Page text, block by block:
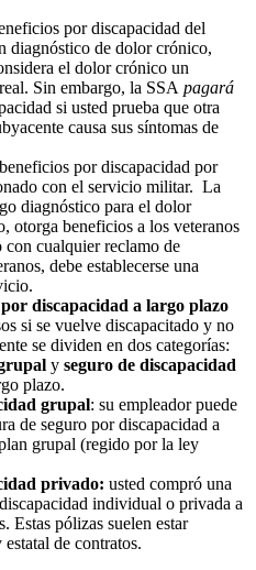
por discapacidad del
diagnóstico de dolor crónico,
el dolor crónico un
Sin embargo, la SSA pagará
si usted prueba que otra
causa sus síntomas de
por discapacidad por
con el servicio militar. La
diagnóstico para el dolor
otorga beneficios a los veteranos
cualquier reclamo de
debe establecerse una
discapacidad a largo plazo
si se vuelve discapacitado y no
se dividen en dos categorías:
y seguro de discapacidad
plazo.
grupal: su empleador puede
de seguro por discapacidad a
grupal (regido por la ley
privado: usted compró una
individual o privada a
Estas pólizas suelen estar
de contratos.